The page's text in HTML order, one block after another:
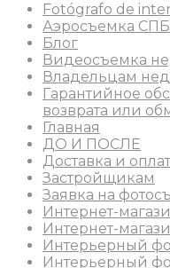
Fotógrafo de
Аэросъемка СПБ
Блог
Видеосъемка
Владельцам
Гарантийное
возврата или
Главная
ДО И ПОСЛЕ
Доставка и
Застройщикам
Заявка на
Интернет-
Интернет-
Интерьерный
Интерьерный